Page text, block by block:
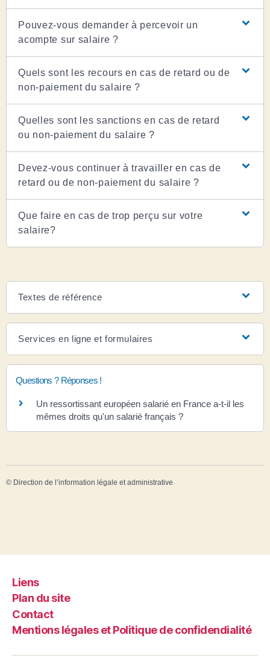
Pouvez-vous demander à percevoir un
acompte sur salaire ?
Quels sont les recours en cas de retard ou de
non-paiement du salaire ?
Quelles sont les sanctions en cas de retard
ou non-paiement du salaire ?
Devez-vous continuer à travailler en cas de
retard ou de non-paiement du salaire ?
Que faire en cas de trop perçu sur votre
salaire?
Textes de référence
Services en ligne et formulaires
Questions ? Réponses !
Un ressortissant européen salarié en France a-t-il les
mêmes droits qu'un salarié français ?
© Direction de l’information légale et administrative
Liens
Plan du site
Contact
Mentions légales et Politique de confidendialité